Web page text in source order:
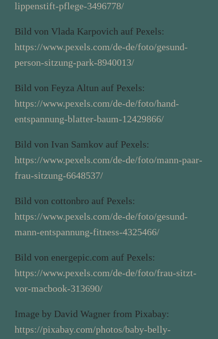
lippenstift-pflege-3496778/
Bild von Vlada Karpovich auf Pexels:
https://www.pexels.com/de-de/foto/gesund-
person-sitzung-park-8940013/
Bild von Feyza Altun auf Pexels:
https://www.pexels.com/de-de/foto/hand-
entspannung-blatter-baum-12429866/
Bild von Ivan Samkov auf Pexels:
https://www.pexels.com/de-de/foto/mann-paar-
frau-sitzung-6648537/
Bild von cottonbro auf Pexels:
https://www.pexels.com/de-de/foto/gesund-
mann-entspannung-fitness-4325466/
Bild von energepic.com auf Pexels:
https://www.pexels.com/de-de/foto/frau-sitzt-
vor-macbook-313690/
Image by David Wagner from Pixabay:
https://pixabay.com/photos/baby-belly-